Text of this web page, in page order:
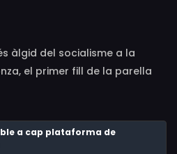
àlgid del socialisme a la
el primer fill de la parella
En aquell moment, la
habitació a casa de la mare
es muden a Liberec, on
camp i on neixen les dues
a cap plataforma de